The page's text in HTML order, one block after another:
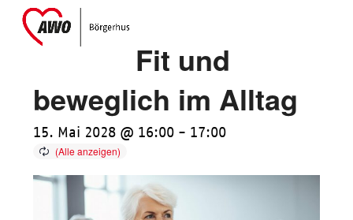
SkipOpen
mobile
Close
mobile
Fit und
beweglich im Alltag
15. Mai 2028 @ 16:00 - 17:00